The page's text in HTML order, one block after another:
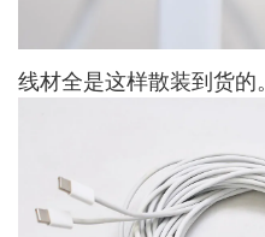
线材全是这样散装到货的。